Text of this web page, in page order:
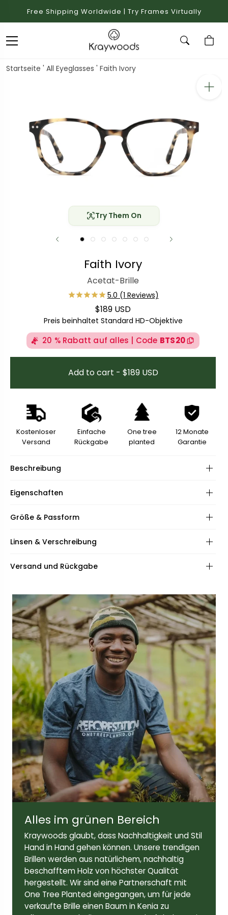
Free Shipping Worldwide | Try Frames Virtually
Startseite ' All Eyeglasses ' Faith Ivory
Try Them On
Faith Ivory
Acetat-Brille
Regulärer Preis
$189 USD
Preis beinhaltet Standard HD-Objektive
20 % Rabatt auf alles | Code BTS20
Add to cart - $189 USD
Kostenloser
Versand
Einfache
Rückgabe
One tree
planted
12 Monate
Garantie
Beschreibung
Eigenschaften
Rahmen:
Scharniere:
Inklusive:
Größe & Passform
Frame shape:
Rahmenbreite:138mm Breite der Brücke:
Breite der Linse: 51mm Höhe der Linse:42 mm
Linsen & Verschreibung
Linsen:
Beschichtungen:
Qualität:
Versand und Rückgabe
Alles im grünen Bereich
Kraywoods glaubt, dass Nachhaltigkeit und Stil
Hand in Hand gehen können. Unsere trendigen
Brillen werden aus natürlichem, nachhaltig
beschafftem Holz von höchster Qualität
hergestellt. Wir sind eine Partnerschaft mit
One Tree Planted eingegangen, um für jede
verkaufte Brille einen Baum in Kenia zu